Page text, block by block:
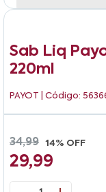
Sab Liq
220ml
PAYOT | Código:
34,99 14% OFF
29,99